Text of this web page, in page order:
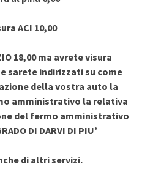
ACI 10,00
18,00 ma avrete visura
sarete indirizzati su come
della vostra auto la
amministrativo la relativa
del fermo amministrativo
DI DARVI DI PIU’
di altri servizi.